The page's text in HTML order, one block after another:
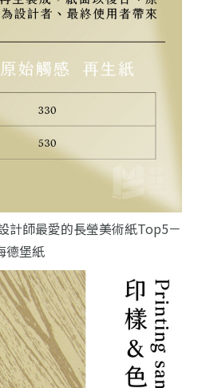
計師最愛的長瑩美術紙Top5－
德堡紙